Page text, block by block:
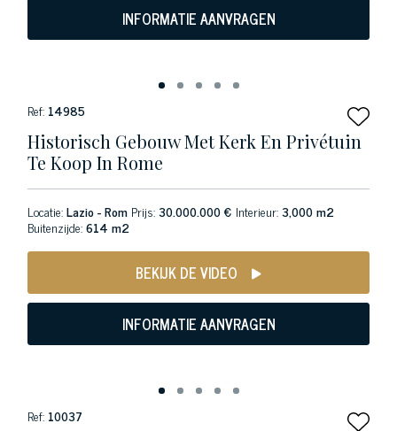
INFORMATIE AANVRAGEN
Ref: 14985
Historisch Gebouw Met Kerk En Privétuin
Te Koop In Rome
Locatie:Lazio - Rom Prijs:30.000.000 € Interieur:3,000 m2
Buitenzijde:614 m2
BEKIJK DE VIDEO
INFORMATIE AANVRAGEN
Ref: 10037